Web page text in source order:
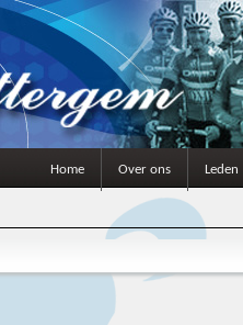
Home Over ons Leden